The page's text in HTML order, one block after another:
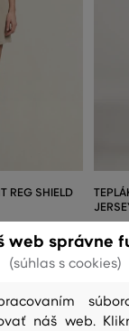
REG SHIELD
114 , 90 €
80 ,40 €
web správne
(súhlas s cookies)
náš web.